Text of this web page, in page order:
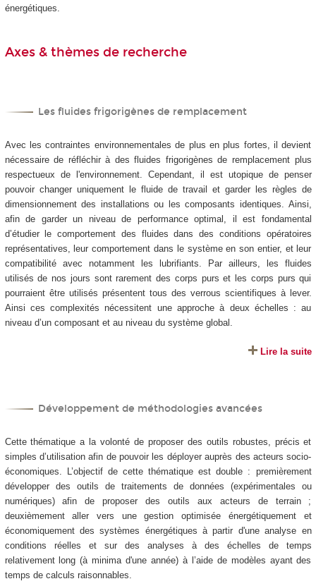
énergétiques.
Axes & thèmes de recherche
Les fluides frigorigènes de remplacement
Avec les contraintes environnementales de plus en plus fortes, il devient
nécessaire de réfléchir à des fluides frigorigènes de remplacement plus
respectueux de l'environnement. Cependant, il est utopique de penser
pouvoir changer uniquement le fluide de travail et garder les règles de
dimensionnement des installations ou les composants identiques. Ainsi,
afin de garder un niveau de performance optimal, il est fondamental
d’étudier le comportement des fluides dans des conditions opératoires
représentatives, leur comportement dans le système en son entier, et leur
compatibilité avec notamment les lubrifiants. Par ailleurs, les fluides
utilisés de nos jours sont rarement des corps purs et les corps purs qui
pourraient être utilisés présentent tous des verrous scientifiques à lever.
Ainsi ces complexités nécessitent une approche à deux échelles : au
niveau d’un composant et au niveau du système global.
Lire la suite
Développement de méthodologies avancées
Cette thématique a la volonté de proposer des outils robustes, précis et
simples d’utilisation afin de pouvoir les déployer auprès des acteurs socio-
économiques. L’objectif de cette thématique est double : premièrement
développer des outils de traitements de données (expérimentales ou
numériques) afin de proposer des outils aux acteurs de terrain ;
deuxièmement aller vers une gestion optimisée énergétiquement et
économiquement des systèmes énergétiques à partir d'une analyse en
conditions réelles et sur des analyses à des échelles de temps
relativement long (à minima d'une année) à l’aide de modèles ayant des
temps de calculs raisonnables.